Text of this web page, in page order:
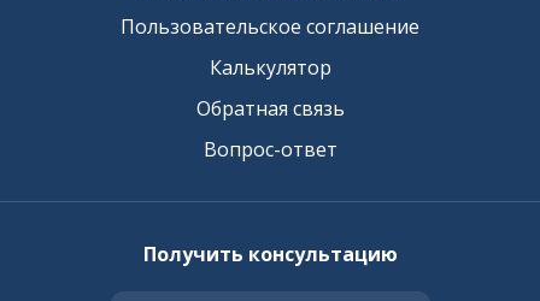
Пользовательское соглашение
Калькулятор
Обратная связь
Вопрос-ответ
Получить консультацию